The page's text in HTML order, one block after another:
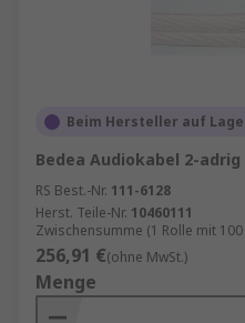
Beim Hersteller auf
Bedea Audiokabel 2-
RS Best.-Nr. 111-6128
Herst. Teile-Nr. 10460111
Zwischensumme (1 Rolle mit
256,91 €(ohne MwSt.)
Menge